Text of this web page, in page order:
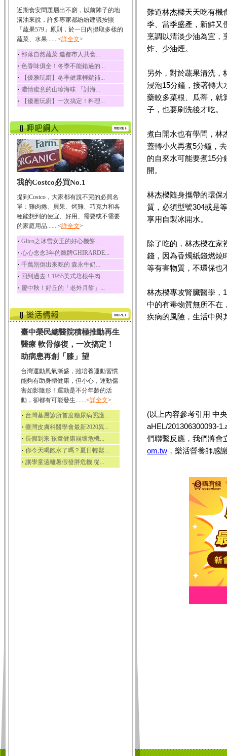
冬瓜
冬瓜營養價值高，鈉含
量極低是水腫病人的...
豆豉
豆豉裡頭含有營養的蛋
白質、脂肪、鈣、磷...
榛果
榛果裡所含的營養素有
蛋白質、脂肪、醣類...
迷迭香
酸、迷迭香酸、植物...
咖啡
咖啡中的咖啡因會刺激
中樞神經系統，特別...
椰子
椰子含有糖類、脂肪、
荔枝
荔枝性質溫和所含的營
養素有醣類、檸檬酸...
五味子
五味子性質溫熱所含營
養成分有揮發油、檸...
草魚
草魚含有維生素A、維生
素C、及豐富的蛋白...
近期食安問題層出不窮，以前陣子的地
溝油來說，許多專家都紛紛建議按照
「蔬果579」原則，於一日內攝取多樣的
蔬菜、水果.......<詳全文>
‧ 部落自然蔬菜 邀都市人共食...
‧ 色香味俱全！冬季不能錯過的...
‧ 【優雅玩廚】冬季健康輕鬆補...
‧ 濃情蜜意的山珍海味 「討海...
‧ 【優雅玩廚】一次搞定！料理...
我的Costco必買No.1
提到Costco，大家都有說不完的必買名
單：雞肉捲、貝果、烤雞、巧克力和各
種能想到的便宜、好用、需要或不需要
的家庭用品.......<詳全文>
‧ Glico之冰雪女王的好心機餅...
‧ 心心念念3年的鷹牌GHIRARDE...
‧ 千萬別倒出來吃的 森永牛奶...
‧ 回到過去！1955美式培根牛肉...
‧ 慶中秋！好丘的「老外月餅」...
臺中榮民總醫院積極推動再生
醫療 軟骨修復，一次搞定！
助病患再創「膝」望
台灣運動風氣漸盛，雖培養運動習慣
能夠有助身體健康，但小心，運動傷
害如影隨形！運動是不分年齡的活
動，卻都有可能發生.......<詳全文>
‧ 台灣基層診所首度糖尿病照護...
‧ 臺灣皮膚科醫學會最新2020異...
‧ 長假到來 孩童健康崩壞危機...
‧ 你今天喝飽水了嗎？夏日輕鬆...
‧ 讓學童遠離暑假發胖危機 從...
難道林杰樑天天吃有機
季、當季盛產，新鮮又
烹調以清淡少油為宜，
炸、少油煙。
另外，對於蔬果清洗，
浸泡15分鐘，接著轉大
藥較多菜根、瓜蒂，就
子，也要刷洗後才吃。
煮白開水也有學問，林
蓋轉小火再煮5分鐘，
的自來水可能要煮15
開。
林杰樑隨身攜帶的環保
質，必須型號304或是
享用自製冰開水。
除了吃的，林杰樑在家
錢，因為香燭紙錢燃燒
等有害物質，不環保也
林杰樑專攻腎臟醫學，
中的有毒物質無所不在
疾病的風險，生活中與
(以上內容參考引用 中
aHEL/201306300093-
們聯繫反應，我們將會
om.tw ，樂活營養師感